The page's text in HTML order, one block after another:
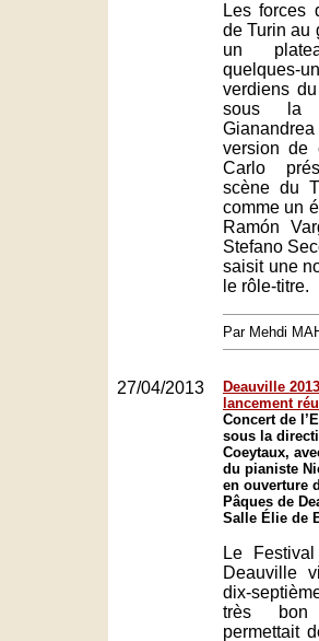
Les forces
de Turin au
un
quelques-
verdiens
sous la
version de
Carlo
scène du
comme un
Ramón
Stefano
saisit une
le rôle-titre.
Par Mehdi
27/04/2013
Deauville
lancement
Concert de
sous la
Coeytaux,
du pianiste
en ouverture
Pâques de
Salle Élie de
Le
Deauville
dix-
très
permettait